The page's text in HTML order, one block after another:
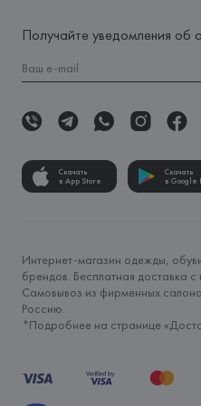
Получайте уведомления об
Скачать
в App Store
Скачать
в Google
Интернет-магазин одежды,
брендов. Бесплатная доставка
Самовывоз из фирменных
Россию.
*Подробнее на странице «